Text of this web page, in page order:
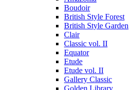
Boudoir
British Style Forest
British Style Garden
Clair
Classic vol. II
Equator
Etude
Etude vol. II
Gallery Classic
Golden Library